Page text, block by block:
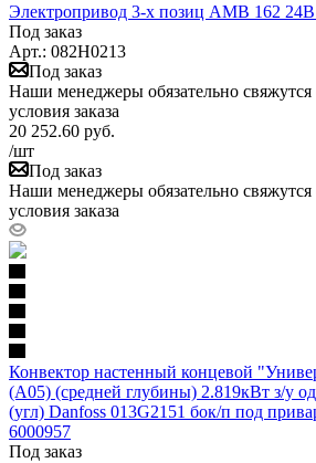
Электропривод 3-х позиц AMB 162
Под заказ
Арт.: 082H0213
Под заказ
Наши менеджеры обязательно свяжутся
условия заказа
20 252.60 руб.
/шт
Под заказ
Наши менеджеры обязательно свяжутся
условия заказа
Конвектор настенный концевой
(А05) (средней глубины) 2.819кВт з/у
(угл) Danfoss 013G2151 бок/п под
6000957
Под заказ